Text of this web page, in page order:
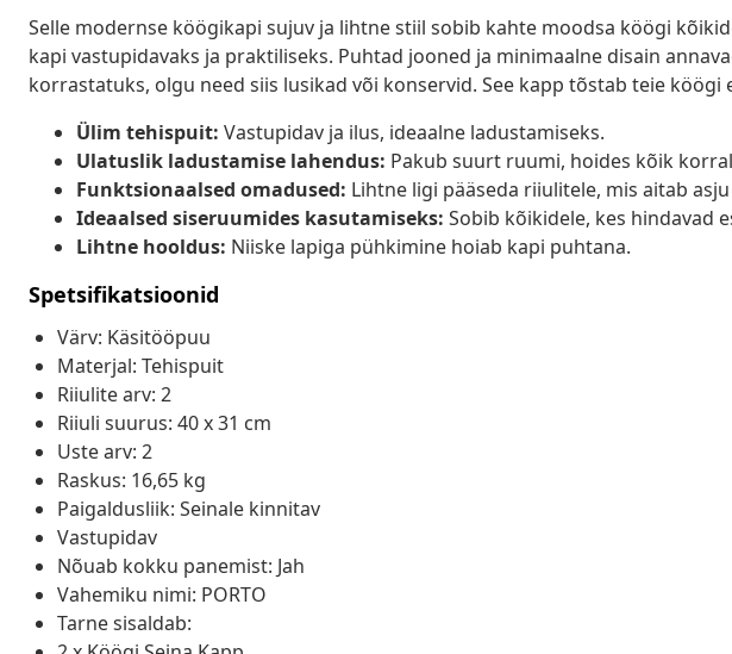
Selle modernse köögikapi sujuv ja lihtne stiil sobib kahte moodsa köögi
kapi vastupidavaks ja praktiliseks. Puhtad jooned ja minimaalne disain
korrastatuks, olgu need siis lusikad või konservid. See kapp tõstab teie köögi
Ülim tehispuit: Vastupidav ja ilus, ideaalne ladustamiseks.
Ulatuslik ladustamise lahendus: Pakub suurt ruumi, hoides kõik
Funktsionaalsed omadused: Lihtne ligi pääseda riiulitele, mis aitab
Ideaalsed siseruumides kasutamiseks: Sobib kõikidele, kes hindavad
Lihtne hooldus: Niiske lapiga pühkimine hoiab kapi puhtana.
Spetsifikatsioonid
Värv: Käsitööpuu
Materjal: Tehispuit
Riiulite arv: 2
Riiuli suurus: 40 x 31 cm
Uste arv: 2
Raskus: 16,65 kg
Paigaldusliik: Seinale kinnitav
Vastupidav
Nõuab kokku panemist: Jah
Vahemiku nimi: PORTO
Tarne sisaldab: